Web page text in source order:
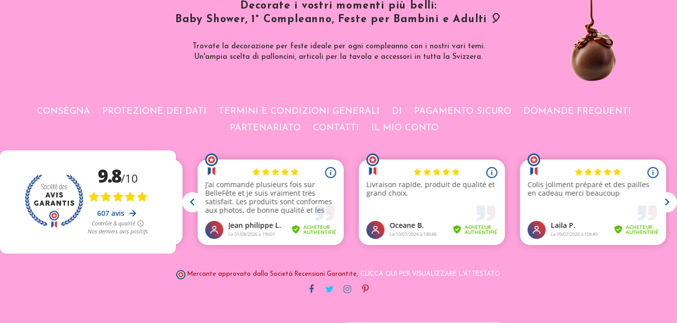
Decorate i vostri momenti più belli:
Baby Shower, 1° Compleanno, Feste per Bambini e Adulti 🎈
Trovate la decorazione per feste ideale per ogni compleanno con i nostri vari temi.
Un'ampia scelta di palloncini, articoli per la tavola e accessori in tutta la Svizzera.
CONSEGNA PROTEZIONE DEI DATI TERMINI E CONDIZIONI GENERALI DI PAGAMENTO SICURO
DOMANDE FREQUENTI
PARTENARIATO
CONTATTI IL MIO CONTO
Mercante approvato dalla Società Recensioni Garantite, CLICCA QUI PER VISUALIZZARE L'ATTESTATO.